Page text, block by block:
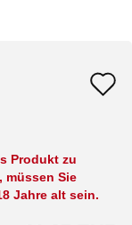
Produkt zu
müssen Sie
Jahre alt sein.